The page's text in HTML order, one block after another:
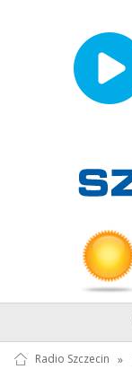
Radio Szczecin »